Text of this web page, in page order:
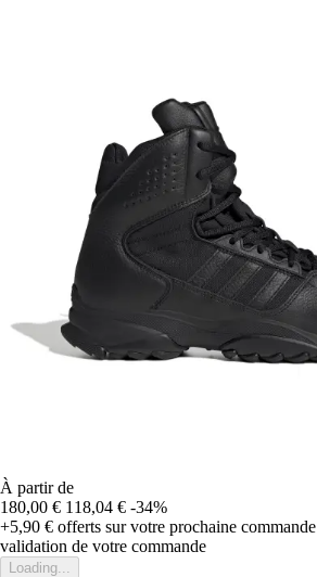
À partir de
180,00 € 118,04 € -34%
+5,90 € offerts sur votre prochaine commande
validation de votre commande
Loading...